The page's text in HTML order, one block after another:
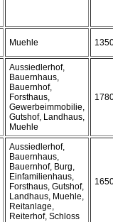
Muehle
Aussiedlerhof,
Bauernhaus,
Bauernhof,
Forsthaus,
Gewerbeimmobilie,
Gutshof, Landhaus,
Muehle
Aussiedlerhof,
Bauernhaus,
Bauernhof, Burg,
Einfamilienhaus,
Forsthaus, Gutshof,
Landhaus, Muehle,
Reitanlage,
Reiterhof, Schloss